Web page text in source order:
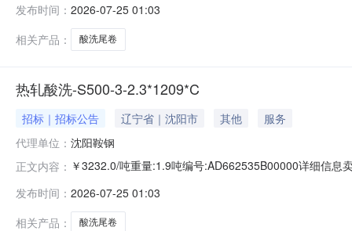
求产线名称:冷轧1#线锌层重量代码描述:上表面锌层重量
发布时间： 2026-07-25 01:03
相关产品：
酸洗尾卷
热轧酸洗-S500-3-2.3*1209*C
招标｜招标公告 辽宁省｜沈阳市 其他
服务
代理单位： 沈阳鞍钢
正文内容： ￥3232.0/吨重量:1.9吨编号:AD662535B00000详细信息
产线名称:冷轧1#线锌层重量代码描述:上表面锌层重量
发布时间： 2026-07-25 01:03
相关产品：
酸洗尾卷